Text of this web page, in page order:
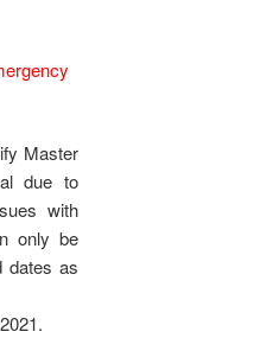
Master
due to
with
only be
dates as